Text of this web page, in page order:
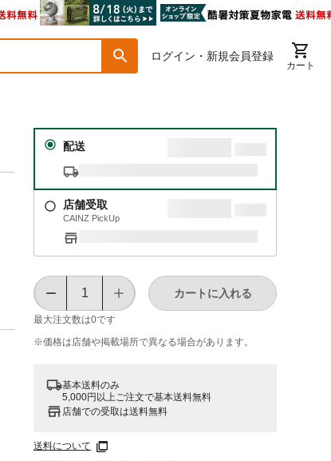
ログイン・新規会員登録
カート
配送
店舗受取
CAINZ PickUp
最大注文数は0です
カートに入れる
※価格は​店舗や​掲載場所で​異なる​場合が​あります。
基本送料のみ
5,000円以上ご注文で基本送料無料
店舗での受取は送料無料
送料について